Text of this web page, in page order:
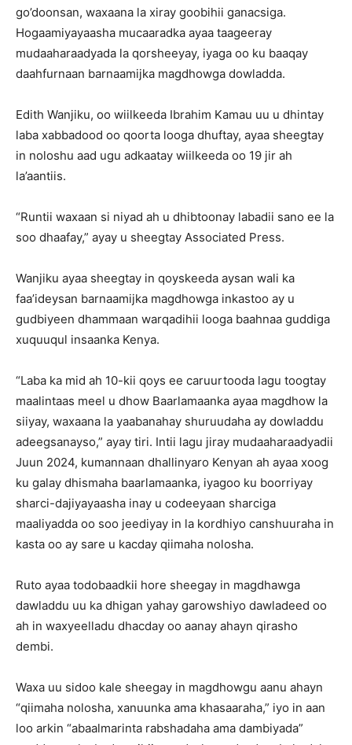
go’doonsan, waxaana la xiray goobihii ganacsiga.
Hogaamiyayaasha mucaaradka ayaa taageeray
mudaaharaadyada la qorsheeyay, iyaga oo ku baaqay
daahfurnaan barnaamijka magdhowga dowladda.
Edith Wanjiku, oo wiilkeeda Ibrahim Kamau uu u dhintay
laba xabbadood oo qoorta looga dhuftay, ayaa sheegtay
in noloshu aad ugu adkaatay wiilkeeda oo 19 jir ah
la’aantiis.
“Runtii waxaan si niyad ah u dhibtoonay labadii sano ee la
soo dhaafay,” ayay u sheegtay Associated Press.
Wanjiku ayaa sheegtay in qoyskeeda aysan wali ka
faa’ideysan barnaamijka magdhowga inkastoo ay u
gudbiyeen dhammaan warqadihii looga baahnaa guddiga
xuquuqul insaanka Kenya.
“Laba ka mid ah 10-kii qoys ee caruurtooda lagu toogtay
maalintaas meel u dhow Baarlamaanka ayaa magdhow la
siiyay, waxaana la yaabanahay shuruudaha ay dowladdu
adeegsanayso,” ayay tiri. Intii lagu jiray mudaaharaadyadii
Juun 2024, kumannaan dhallinyaro Kenyan ah ayaa xoog
ku galay dhismaha baarlamaanka, iyagoo ku boorriyay
sharci-dajiyayaasha inay u codeeyaan sharciga
maaliyadda oo soo jeediyay in la kordhiyo canshuuraha in
kasta oo ay sare u kacday qiimaha nolosha.
Ruto ayaa todobaadkii hore sheegay in magdhawga
dawladdu uu ka dhigan yahay garowshiyo dawladeed oo
ah in waxyeelladu dhacday oo aanay ahayn qirasho
dembi.
Waxa uu sidoo kale sheegay in magdhowgu aanu ahayn
“qiimaha nolosha, xanuunka ama khasaaraha,” iyo in aan
loo arkin “abaalmarinta rabshadaha ama dambiyada”